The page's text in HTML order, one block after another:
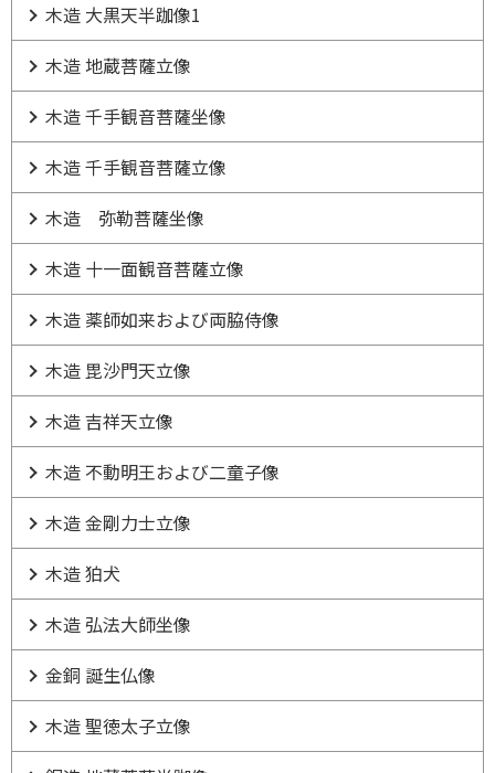
木造 大黒天半跏像1
木造 地蔵菩薩立像
木造 千手観音菩薩坐像
木造 千手観音菩薩立像
木造 弥勒菩薩坐像
木造 十一面観音菩薩立像
木造 薬師如来および両脇侍像
木造 毘沙門天立像
木造 吉祥天立像
木造 不動明王および二童子像
木造 金剛力士立像
木造 狛犬
木造 弘法大師坐像
金銅 誕生仏像
木造 聖徳太子立像